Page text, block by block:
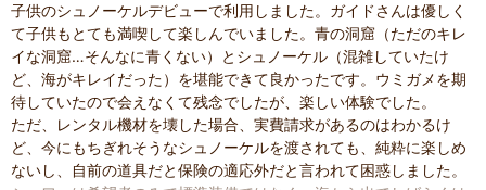
子供のシュノーケルデビューで利用しました。ガイドさんは優しく
て子供もとても満喫して楽しんでいました。青の洞窟（ただのキレ
イな洞窟…そんなに青くない）とシュノーケル（混雑していたけ
ど、海がキレイだった）を堪能できて良かったです。ウミガメを期
待していたので会えなくて残念でしたが、楽しい体験でした。
ただ、レンタル機材を壊した場合、実費請求があるのはわかるけ
ど、今にもちぎれそうなシュノーケルを渡されても、純粋に楽しめ
ないし、自前の道具だと保険の適応外だと言われて困惑しました。